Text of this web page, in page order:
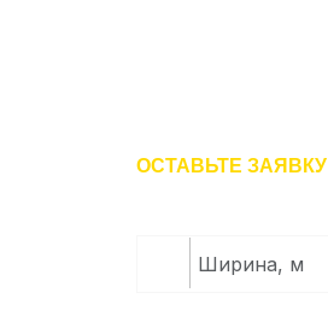
ОСТАВЬТЕ ЗАЯВКУ